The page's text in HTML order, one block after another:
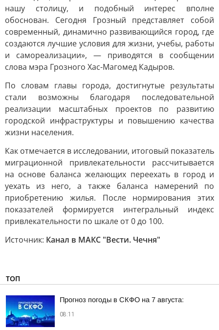
нашу столицу, и подобный интерес вполне
обоснован. Сегодня Грозный представляет собой
современный, динамично развивающийся город, где
создаются лучшие условия для жизни, учебы, работы
и самореализации», — приводятся в сообщении
слова мэра Грозного Хас-Магомед Кадыров.
По словам главы города, достигнутые результаты
стали возможны благодаря последовательной
реализации масштабных проектов по развитию
городской инфраструктуры и повышению качества
жизни населения.
Как отмечается в исследовании, итоговый показатель
миграционной привлекательности рассчитывается
на основе баланса желающих переехать в город и
уехать из него, а также баланса намерений по
приобретению жилья. После нормирования этих
показателей формируется интегральный индекс
привлекательности по шкале от 0 до 100.
Источник: Канал в МАКС "Вести. Чечня"
ТОП
Прогноз погоды в СКФО на 7 августа:
08:11